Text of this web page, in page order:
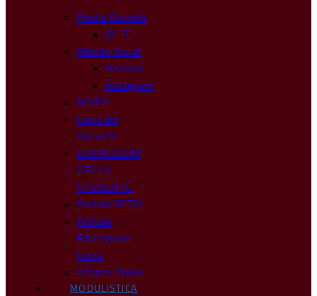
Posta Docenti
@ .IT
Allende Social
Youtube
Instagram
NOIPA
Carta del
Docente
CURRICULUM
DELLO
STUDENTE
Portale PCTO
Portale
Educazione
Civica
Istanze Online
MODULISTICA